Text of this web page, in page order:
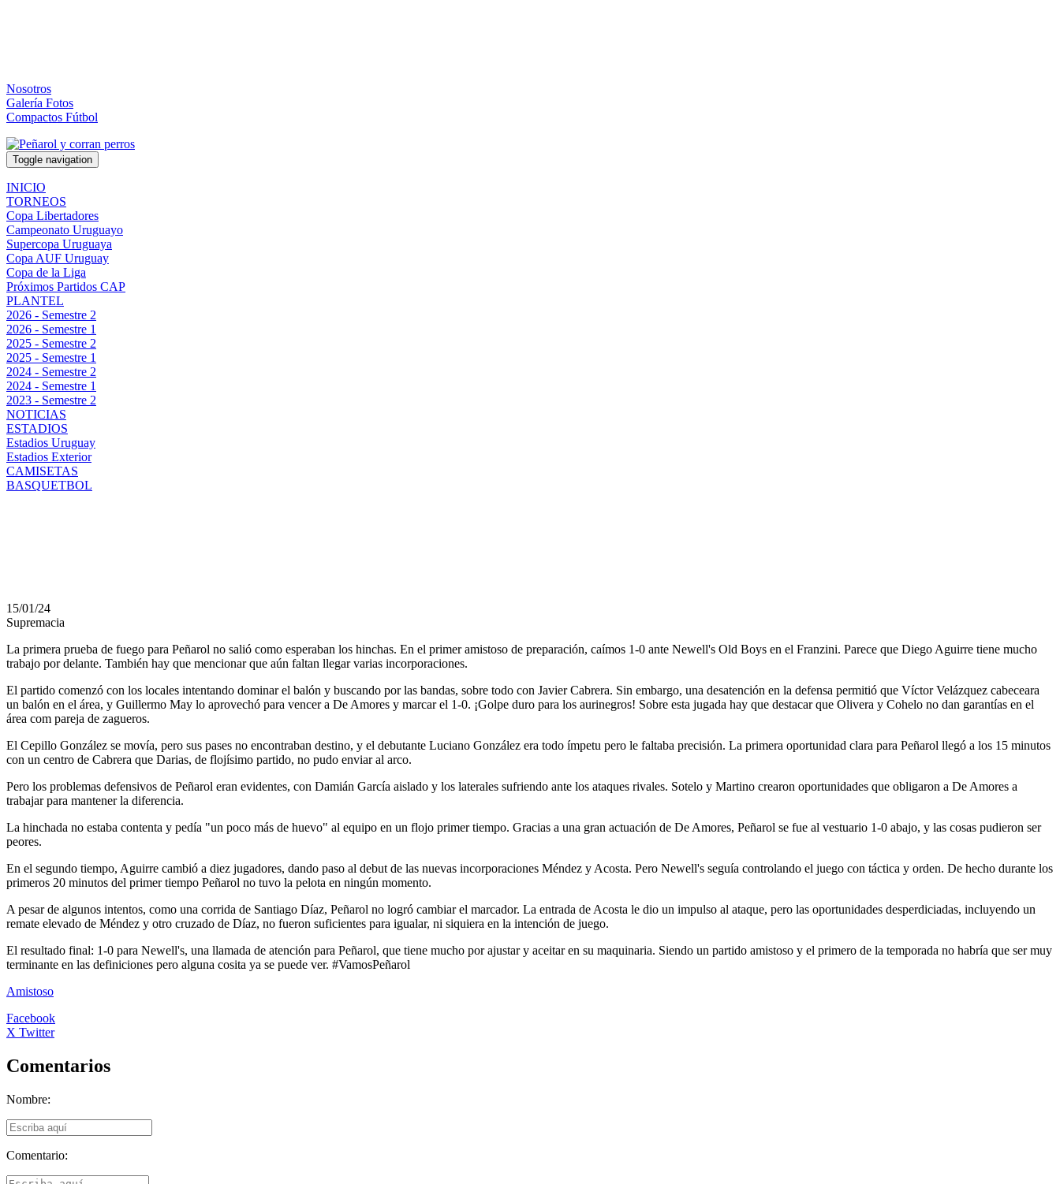
Nosotros
Galería Fotos
Compactos Fútbol
Toggle navigation
INICIO
TORNEOS
Copa Libertadores
Campeonato Uruguayo
Supercopa Uruguaya
Copa AUF Uruguay
Copa de la Liga
Próximos Partidos CAP
PLANTEL
2026 - Semestre 2
2026 - Semestre 1
2025 - Semestre 2
2025 - Semestre 1
2024 - Semestre 2
2024 - Semestre 1
2023 - Semestre 2
NOTICIAS
ESTADIOS
Estadios Uruguay
Estadios Exterior
CAMISETAS
BASQUETBOL
15/01/24
Supremacia
La primera prueba de fuego para Peñarol no salió como esperaban los hinchas. En el primer amistoso de preparación, caímos 1-0 ante Newell's Old Boys en el Franzini. Parece que Diego Aguirre tiene mucho
trabajo por delante. También hay que mencionar que aún faltan llegar varias incorporaciones.
El partido comenzó con los locales intentando dominar el balón y buscando por las bandas, sobre todo con Javier Cabrera. Sin embargo, una desatención en la defensa permitió que Víctor Velázquez cabeceara
un balón en el área, y Guillermo May lo aprovechó para vencer a De Amores y marcar el 1-0. ¡Golpe duro para los aurinegros! Sobre esta jugada hay que destacar que Olivera y Cohelo no dan garantías en el
área com pareja de zagueros.
El Cepillo González se movía, pero sus pases no encontraban destino, y el debutante Luciano González era todo ímpetu pero le faltaba precisión. La primera oportunidad clara para Peñarol llegó a los 15 minutos
con un centro de Cabrera que Darias, de flojísimo partido, no pudo enviar al arco.
Pero los problemas defensivos de Peñarol eran evidentes, con Damián García aislado y los laterales sufriendo ante los ataques rivales. Sotelo y Martino crearon oportunidades que obligaron a De Amores a
trabajar para mantener la diferencia.
La hinchada no estaba contenta y pedía "un poco más de huevo" al equipo en un flojo primer tiempo. Gracias a una gran actuación de De Amores, Peñarol se fue al vestuario 1-0 abajo, y las cosas pudieron ser
peores.
En el segundo tiempo, Aguirre cambió a diez jugadores, dando paso al debut de las nuevas incorporaciones Méndez y Acosta. Pero Newell's seguía controlando el juego con táctica y orden. De hecho durante los
primeros 20 minutos del primer tiempo Peñarol no tuvo la pelota en ningún momento.
A pesar de algunos intentos, como una corrida de Santiago Díaz, Peñarol no logró cambiar el marcador. La entrada de Acosta le dio un impulso al ataque, pero las oportunidades desperdiciadas, incluyendo un
remate elevado de Méndez y otro cruzado de Díaz, no fueron suficientes para igualar, ni siquiera en la intención de juego.
El resultado final: 1-0 para Newell's, una llamada de atención para Peñarol, que tiene mucho por ajustar y aceitar en su maquinaria. Siendo un partido amistoso y el primero de la temporada no habría que ser muy
terminante en las definiciones pero alguna cosita ya se puede ver. #VamosPeñarol
Amistoso
Facebook
X Twitter
Comentarios
Nombre:
Comentario: